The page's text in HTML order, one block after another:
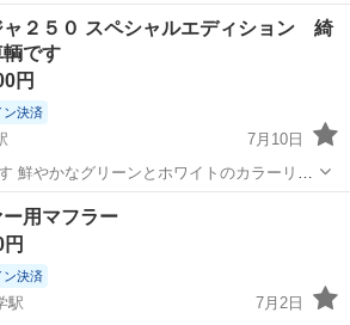
シャルエディション 綺
輌です
円
ン決済
7月10日
ン
ションKawasaki Ninja２５０ ２代目で
前後です 走行距離 25,898キロ...
府駅
用マフラー
ン決済
駅
7月2日